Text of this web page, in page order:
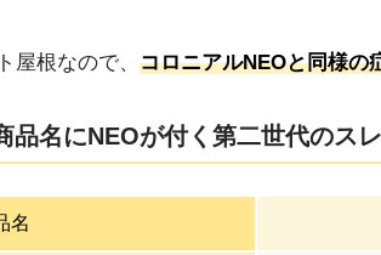
屋根なので、 コロニアルNEOと同様の
品名にNEOが付く第二世代のス
名